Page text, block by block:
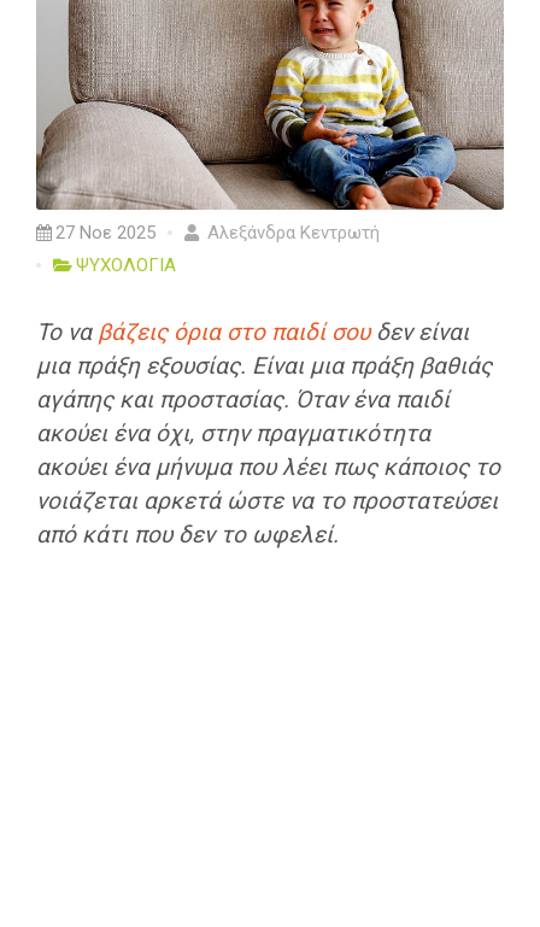
27 Νοε 2025
Αλεξάνδρα Κεντρωτή
ΨΥΧΟΛΟΓΙΑ
Το ναβάζεις όρια στο παιδί σου δεν είναι
μια πράξη εξουσίας. Είναι μια πράξη βαθιάς
αγάπης και προστασίας. Όταν ένα παιδί
ακούει ένα όχι, στην πραγματικότητα
ακούει ένα μήνυμα που λέει πως κάποιος το
νοιάζεται αρκετά ώστε να το προστατεύσει
από κάτι που δεν το ωφελεί.